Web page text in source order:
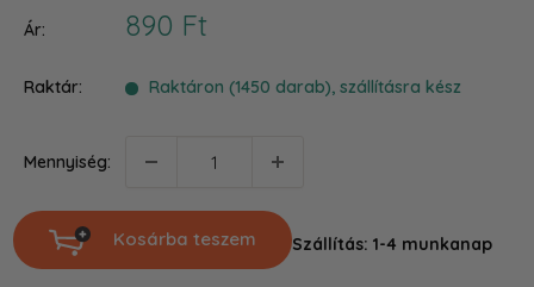
Ár:
Akciós
890 Ft
Raktár: Raktáron (1450 darab), szállításra kész
Mennyiség:
Kosárba teszem Szállítás: 1-4 munkanap